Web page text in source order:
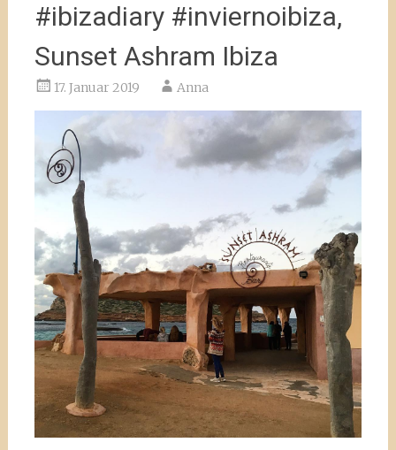
#ibizadiary #inviernoibiza,
Sunset Ashram Ibiza
17. Januar 2019 Anna